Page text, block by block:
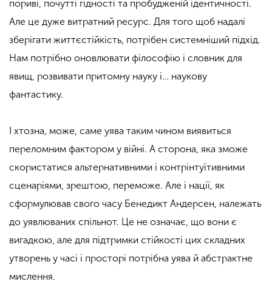
пориві, почутті гідності та пробудженій ідентичності.
Але це дуже витратний ресурс. Для того щоб надалі
зберігати життєстійкість, потрібен системніший підхід.
Нам потрібно оновлювати філософію і словник для
явищ, розвивати притомну науку і… наукову
фантастику.
І хтозна, може, саме уява таким чином виявиться
переломним фактором у війні. А сторона, яка зможе
скористатися альтернативними і контрінтуїтивними
сценаріями, зрештою, переможе. Але і нації, як
сформулював свого часу Бенедикт Андерсен, належать
до уявлюваних спільнот. Це не означає, що вони є
вигадкою, але для підтримки стійкості цих складних
утворень у часі і просторі потрібна уява й абстрактне
мислення.